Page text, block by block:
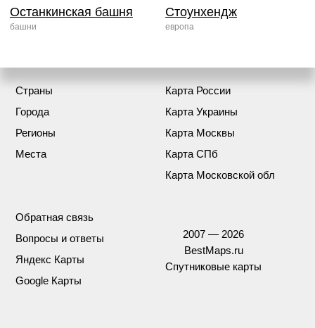
Останкинская башня
башни
Стоунхендж
европа
Страны
Города
Регионы
Места
Карта России
Карта Украины
Карта Москвы
Карта СПб
Карта Московской обл
Обратная связь
Вопросы и ответы
Яндекс Карты
Google Карты
2007 — 2026
BestMaps.ru
Спутниковые карты